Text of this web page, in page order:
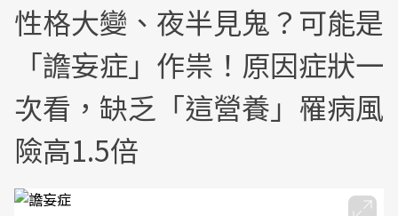
性格大變、夜半見鬼？可能是
「譫妄症」作祟！原因症狀一
次看，缺乏「這營養」罹病風
險高1.5倍